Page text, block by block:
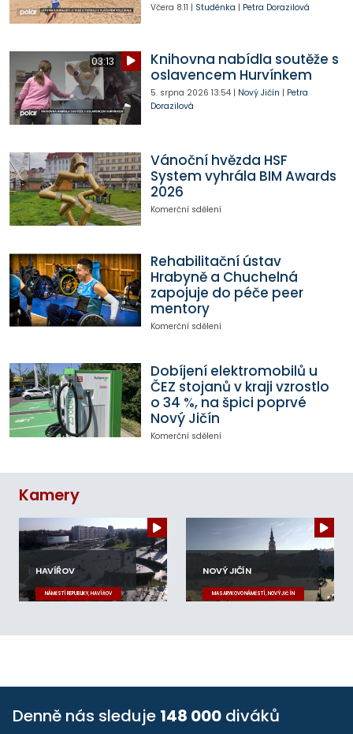
Včera 8:11 | Studénka | Petra Dorazilová
03:13
Knihovna nabídla soutěže s
oslavencem Hurvínkem
5. srpna 2026 13:54| Nový Jičín | Petra
Dorazilová
Vánoční hvězda HSF
System vyhrála BIM Awards
2026
Komerční sdělení
Rehabilitační ústav
Hrabyně a Chuchelná
zapojuje do péče peer
mentory
Komerční sdělení
Dobíjení elektromobilů u
ČEZ stojanů v kraji vzrostlo
o 34 %, na špici poprvé
Nový Jičín
Komerční sdělení
Kamery
HAVÍŘOV
NÁMĚSTÍ REPUBLIKY, HAVÍŘOV
NOVÝ JIČÍN
MASARYKOVO NÁMĚSTÍ, NOVÝ JIČÍN
Denně nás sleduje 148 000 diváků